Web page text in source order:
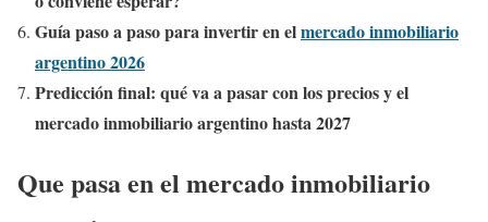
Guía paso a paso para invertir en elmercado inmobiliario
argentino 2026
Predicción final: qué va a pasar con los precios y el
mercado inmobiliario argentino hasta 2027
Que pasa en el mercado inmobiliario